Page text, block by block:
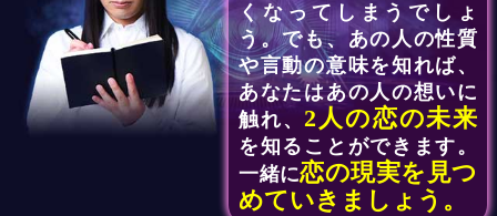
くなってしまうでしょ
う。でも、あの人の性質
や言動の意味を知れば、
あなたはあの人の想いに
触れ、 2人の恋の未来
を知ることができます。
一緒に恋の現実を見つ
めていきましょう。